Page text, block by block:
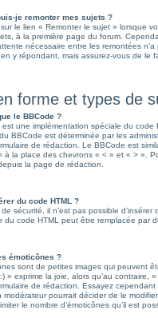
je remonter mes sujets ?
le lien « Remonter le sujet » lorsque
à la première page du forum.
nécessaire entre les remontées
y répondant, mais assurez-vous de le
forme et types de
le BBCode ?
une implémentation spéciale du code
du BBCode est déterminée par les
de rédaction. Le BBCode est
à la place des chevrons « < » et « > ».
la page de rédaction.
du code HTML ?
sécurité, il n’est pas possible
du code HTML peut être remplacée par
émoticônes ?
sont de petites images qui peuvent
» exprime la joie, alors qu’au contraire,
de rédaction. Essayez
modérateur pourrait décider de le
le nombre d’émoticônes qu’il est